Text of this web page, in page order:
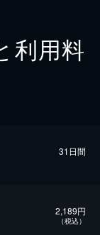
利用料
31日間
2,189円
（税込）